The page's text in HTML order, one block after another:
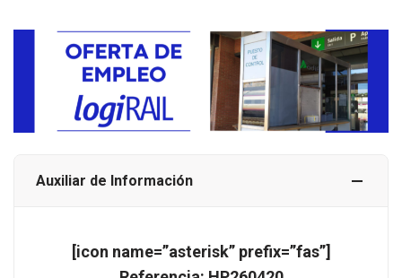
Auxiliar de Información
[icon name=”asterisk” prefix=”fas”]